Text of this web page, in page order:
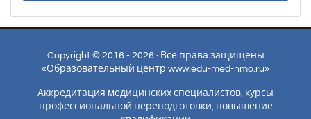
Copyright © 2016 - 2026 · Все права защищены
«Образовательный центр www.edu-med-nmo.ru»
Аккредитация медицинских специалистов, курсы
профессиональной переподготовки, повышение